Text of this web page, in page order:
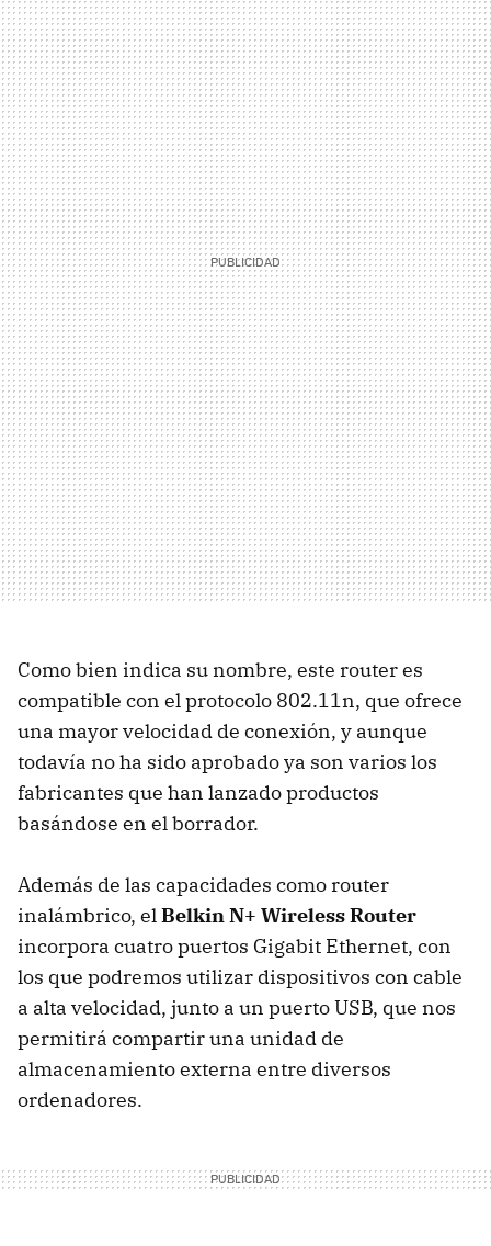
Como bien indica su nombre, este router es
compatible con el protocolo 802.11n, que ofrece
una mayor velocidad de conexión, y aunque
todavía no ha sido aprobado ya son varios los
fabricantes que han lanzado productos
basándose en el borrador.
Además de las capacidades como router
inalámbrico, elBelkin N+ Wireless Router
incorpora cuatro puertos Gigabit Ethernet, con
los que podremos utilizar dispositivos con cable
a alta velocidad, junto a un puerto USB, que nos
permitirá compartir una unidad de
almacenamiento externa entre diversos
ordenadores.